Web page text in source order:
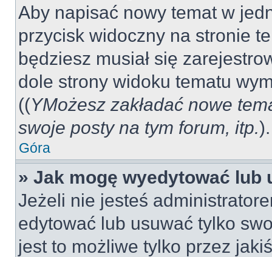
Aby napisać nowy temat w
przycisk widoczny na stronie
będziesz musiał się
dole strony widoku tematu
((YMożesz zakładać nowe
swoje posty na tym forum, itp.).
Góra
» Jak mogę wyedytować lub
Jeżeli nie jesteś
edytować lub usuwać tylko
jest to możliwe tylko przez